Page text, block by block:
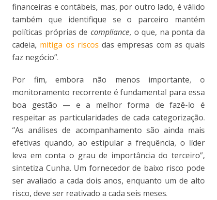
financeiras e contábeis, mas, por outro lado, é válido
também que identifique se o parceiro mantém
políticas próprias de compliance, o que, na ponta da
cadeia, mitiga os riscos das empresas com as quais
faz negócio”.
Por fim, embora não menos importante, o
monitoramento recorrente é fundamental para essa
boa gestão — e a melhor forma de fazê-lo é
respeitar as particularidades de cada categorização.
“As análises de acompanhamento são ainda mais
efetivas quando, ao estipular a frequência, o líder
leva em conta o grau de importância do terceiro”,
sintetiza Cunha. Um fornecedor de baixo risco pode
ser avaliado a cada dois anos, enquanto um de alto
risco, deve ser reativado a cada seis meses.